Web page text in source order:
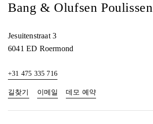
Bang & Olufsen Poulissen
Jesuitenstraat 3
6041 ED Roermond
+31 475 335 716
길찾기 Link Opens in New Tab
이메일 데모 예약Link Opens in New